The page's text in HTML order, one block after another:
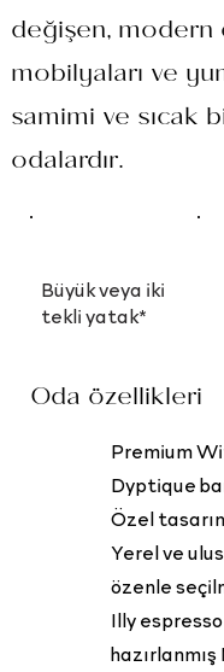
değişen, modern
mobilyaları ve
samimi ve sıcak
odalardır.
Oda özellikleri
Premium
Dyptique
Özel
Yerel ve
özenle
Illy
Büyük veya iki
tekli yatak*